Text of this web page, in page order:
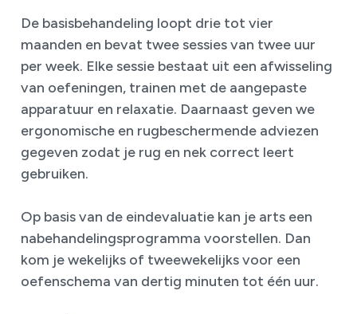
De basisbehandeling loopt drie tot vier
maanden en bevat twee sessies van twee uur
per week. Elke sessie bestaat uit een afwisseling
van oefeningen, trainen met de aangepaste
apparatuur en relaxatie. Daarnaast geven we
ergonomische en rugbeschermende adviezen
gegeven zodat je rug en nek correct leert
gebruiken.
Op basis van de eindevaluatie kan je arts een
nabehandelingsprogramma voorstellen. Dan
kom je wekelijks of tweewekelijks voor een
oefenschema van dertig minuten tot één uur.